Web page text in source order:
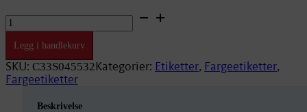
102
Standard
EM10
40mm/440
antall
Legg i handlekurv
SKU: C33S045532 Kategorier: Etiketter, Fargeetiketter,
Fargeetiketter
Beskrivelse